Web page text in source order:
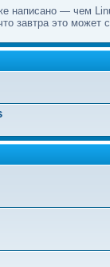
написано — чем
завтра это может